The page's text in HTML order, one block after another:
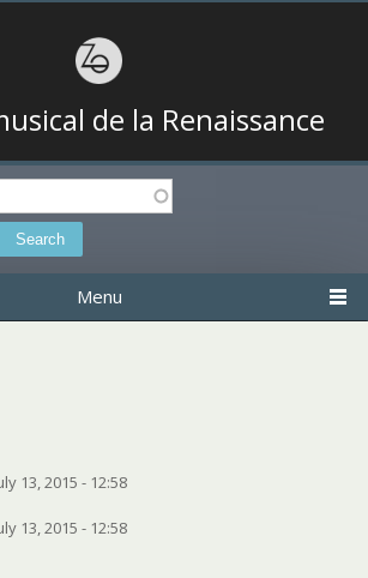
de la Renaissance
Menu
13, 2015 - 12:58
13, 2015 - 12:58